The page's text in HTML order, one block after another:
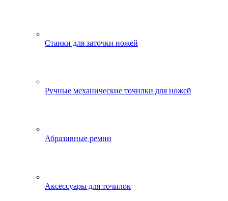
Станки для заточки ножей
Ручные механические точилки для ножей
Абразивные ремни
Аксессуары для точилок